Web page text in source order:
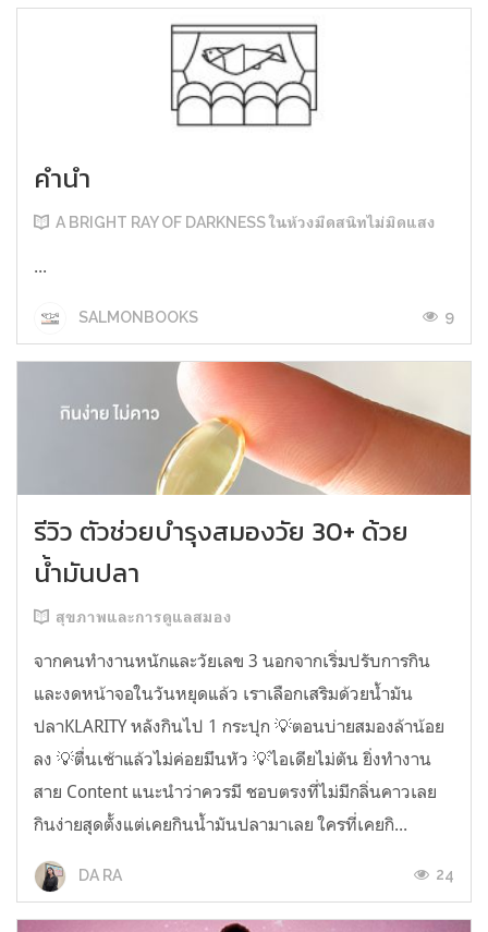
คำนำ
A BRIGHT RAY OF DARKNESS ในห้วงมืดสนิทไม่มิดแสง
...
SALMONBOOKS 9
รีวิว ตัวช่วยบำรุงสมองวัย 30+ ด้วย
น้ำมันปลา
สุขภาพและการดูแลสมอง
จากคนทำงานหนักและวัยเลข 3 นอกจากเริ่มปรับการกิน
และงดหน้าจอในวันหยุดแล้ว เราเลือกเสริมด้วยน้ำมัน
ปลาKLARITY หลังกินไป 1 กระปุก 💡ตอนบ่ายสมองล้าน้อย
ลง 💡ตื่นเช้าแล้วไม่ค่อยมึนหัว 💡ไอเดียไม่ตัน ยิ่งทำงาน
สาย Content แนะนำว่าควรมี ชอบตรงที่ไม่มีกลิ่นคาวเลย
กินง่ายสุดตั้งแต่เคยกินน้ำมันปลามาเลย ใครที่เคยกิ...
DA RA 24